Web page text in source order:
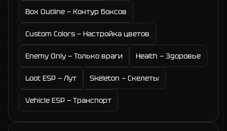
Box Outline — Контур боксов
Custom Colors — Настройка цветов
Enemy Only — Только враги Health — Здоровье
Loot ESP — Лут Skeleton — Скелеты
Vehicle ESP — Транспорт